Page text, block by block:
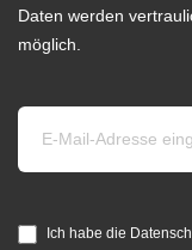
Daten werden
möglich.
Ich habe die